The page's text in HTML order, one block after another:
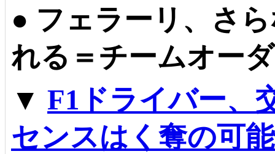
● フェラーリ、さ
れる＝チームオー
▼ F1ドライバー、
センスはく奪の可